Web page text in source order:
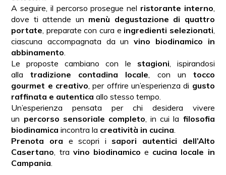
A seguire, il percorso prosegue nel ristorante interno
dove ti attende un menù degustazione di quattro
portate , preparate con cura e ingredienti selezionati
ciascuna accompagnata da unvino biodinamico in
abbinamento
Le proposte cambiano con le stagioni , ispirandosi
allatradizione contadina locale , con un tocco
gourmet e creativo , per offrire un’esperienza di gusto
raffinata e autentica allo stesso tempo.
Un’esperienza pensata per chi desidera vivere
un percorso sensoriale completo , in cui la filosofia
biodinamica incontra la creatività in cucina
Prenota ora e scopri i sapori autentici dell’Alto
Casertano , tra vino biodinamico e cucina locale in
Campania